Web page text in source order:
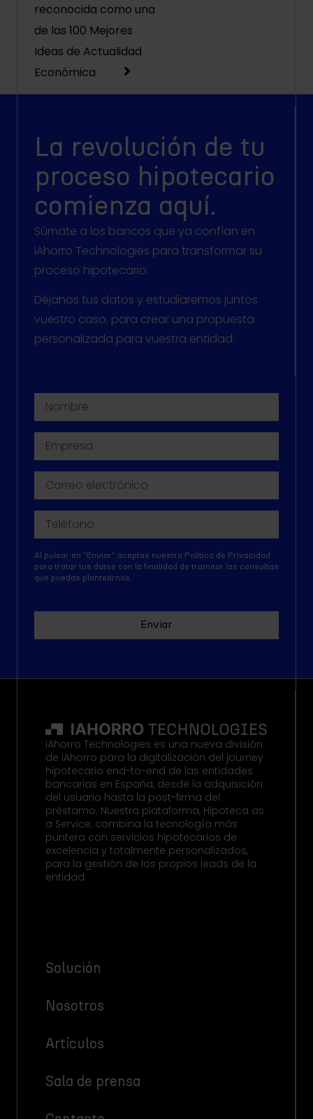
reconocida como una
de las 100 Mejores
Ideas de Actualidad
Económica
La revolución de tu
proceso hipotecario
comienza aquí.
Súmate a los bancos que ya confían en
iAhorro Technologies para transformar su
proceso hipotecario.
Déjanos tus datos y estudiaremos juntos
vuestro caso, para crear una propuesta
personalizada para vuestra entidad.
Al pulsar en “Enviar" aceptas nuestra Política de Privacidad
para tratar tus datos con la finalidad de tramitar las consultas
que puedas plantearnos.
Enviar
iAhorro Technologies es una nueva división
de iAhorro para la digitalización del journey
hipotecario end-to-end de las entidades
bancarias en España, desde la adquisición
del usuario hasta la post-firma del
préstamo. Nuestra plataforma, Hipoteca as
a Service, combina la tecnología más
puntera con servicios hipotecarios de
excelencia y totalmente personalizados,
para la gestión de los propios leads de la
entidad.
Solución
Nosotros
Artículos
Sala de prensa